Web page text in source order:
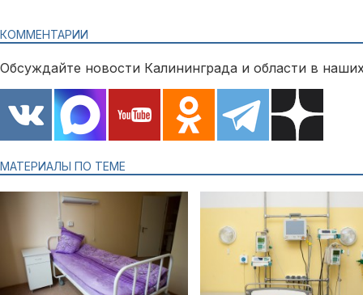
КОММЕНТАРИИ
Обсуждайте новости Калининграда и области в
МАТЕРИАЛЫ ПО ТЕМЕ